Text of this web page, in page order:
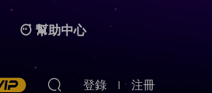
幫助中心
登錄 注冊